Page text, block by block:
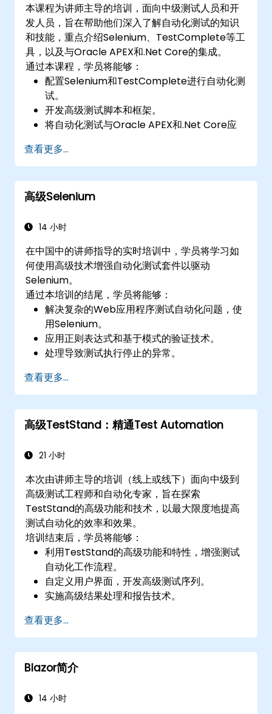
本课程为讲师主导的培训，面向中级测试人员和开
发人员，旨在帮助他们深入了解自动化测试的知识
和技能，重点介绍Selenium、TestComplete等工
具，以及与Oracle APEX和.Net Core的集成。
通过本课程，学员将能够：
配置Selenium和TestComplete进行自动化测
试。
开发高级测试脚本和框架。
将自动化测试与Oracle APEX和.Net Core应
应用机器学习技术增强测试自动化。
从手动测试有效过渡到自动化测试。
管理外包测试项目并保持质量标准。
查看更多...
高级Selenium
14 小时
在中国中的讲师指导的实时培训中，学员将学习如
何使用高级技术增强自动化测试套件以驱动
Selenium。
通过本培训的结尾，学员将能够：
解决复杂的Web应用程序测试自动化问题，使
用Selenium。
应用正则表达式和基于模式的验证技术。
处理导致测试执行停止的异常。
动态地从网页控件中捕获数据。
创建数据驱动的测试框架。
使用Selenium Grid进行分布式测试。
查看更多...
高级TestStand：精通Test Automation
21 小时
本次由讲师主导的培训（线上或线下）面向中级到
高级测试工程师和自动化专家，旨在探索
TestStand的高级功能和技术，以最大限度地提高
测试自动化的效率和效果。
培训结束后，学员将能够：
利用TestStand的高级功能和特性，增强测试
自动化工作流程。
自定义用户界面，开发高级测试序列。
实施高级结果处理和报告技术。
成。
应用最佳实践，维护、管理、故障排除和调试
复杂的测试序列。
查看更多...
Blazor简介
14 小时